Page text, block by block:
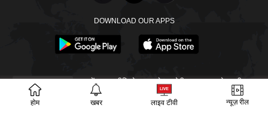
होम खबर लाइव टीवी न्यूज़ रील
DOWNLOAD OUR APPS
SECTIONS खबरें वीडियो वेब स्टोरीज बायोग्राफी
ईपेपर गूगल समाचार